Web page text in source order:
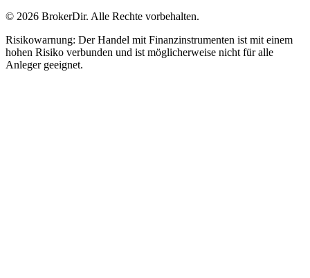
© 2026 BrokerDir. Alle Rechte vorbehalten.
Risikowarnung: Der Handel mit Finanzinstrumenten ist mit einem
hohen Risiko verbunden und ist möglicherweise nicht für alle
Anleger geeignet.